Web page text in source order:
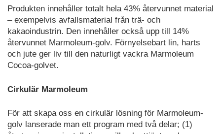
Produkten innehåller totalt hela 43% återvunnet material
– exempelvis avfallsmaterial från trä- och
kakaoindustrin. Den innehåller också upp till 14%
återvunnet Marmoleum-golv. Förnyelsebart lin, harts
och jute ger liv till den naturligt vackra Marmoleum
Cocoa-golvet.
Cirkulär Marmoleum
För att skapa oss en cirkulär lösning för Marmoleum-
golv lanserade man ett program med två delar; (1)